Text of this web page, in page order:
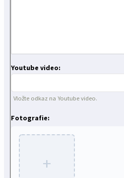
Youtube video:
Vložte odkaz na Youtube video.
Fotografie:
+